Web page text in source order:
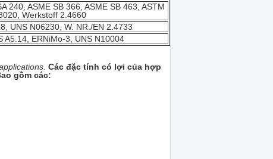
240, ASME SB 366, ASME SB 463, ASTM
Werkstoff 2.4660
UNS N06230, W. NR./EN 2.4733
A5.14, ERNiMo-3, UNS N10004
Các đặc tính có lợi của hợp
gồm các: